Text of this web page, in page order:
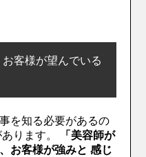
客様が望んでいる
を知る必要があるの
ります。
「美容師が
お客様が強みと 感じ